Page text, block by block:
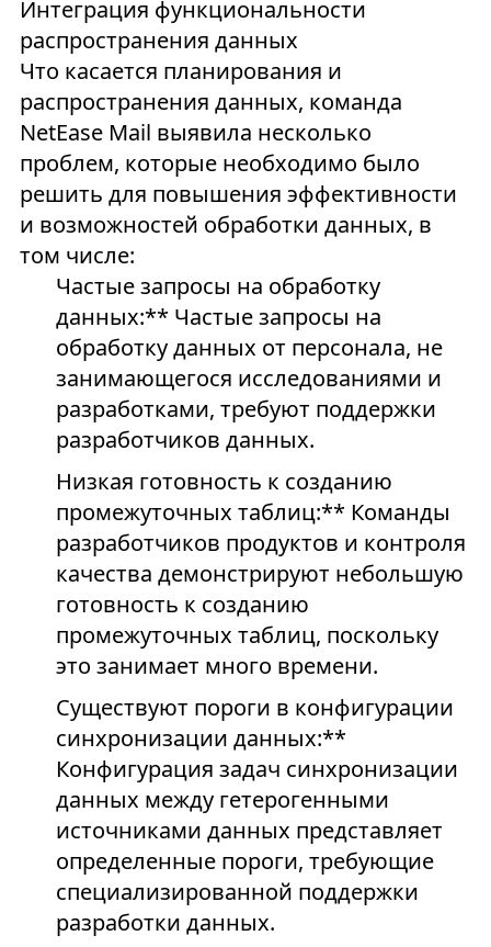
Интеграция функциональности
распространения данных
Что касается планирования и
распространения данных, команда
NetEase Mail выявила несколько
проблем, которые необходимо было
решить для повышения эффективности
и возможностей обработки данных, в
том числе:
Частые запросы на обработку
данных:** Частые запросы на
обработку данных от персонала, не
занимающегося исследованиями и
разработками, требуют поддержки
разработчиков данных.
Низкая готовность к созданию
промежуточных таблиц:** Команды
разработчиков продуктов и контроля
качества демонстрируют небольшую
готовность к созданию
промежуточных таблиц, поскольку
это занимает много времени.
Существуют пороги в конфигурации
синхронизации данных:**
Конфигурация задач синхронизации
данных между гетерогенными
источниками данных представляет
определенные пороги, требующие
специализированной поддержки
разработки данных.